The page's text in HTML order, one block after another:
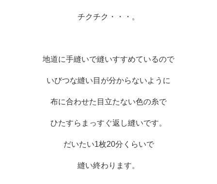
チクチク・・・。
地道に手縫いで縫いすすめているので
いびつな縫い目が分からないように
布に合わせた目立たない色の糸で
ひたすらまっすぐ返し縫いです。
だいたい1枚20分くらいで
縫い終わります。